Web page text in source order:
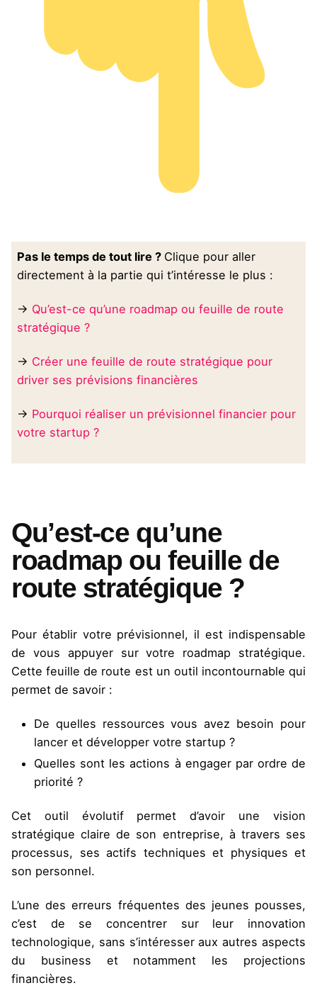
Pas le temps de tout lire ? Clique pour aller
directement à la partie qui t’intéresse le plus :
→ Qu’est-ce qu’une roadmap ou feuille de route
stratégique ?
→ Créer une feuille de route stratégique pour
driver ses prévisions financières
→ Pourquoi réaliser un prévisionnel financier pour
votre startup ?
Qu’est-ce qu’une
roadmap ou feuille de
route stratégique ?
Pour établir votre prévisionnel, il est indispensable
de vous appuyer sur votre roadmap stratégique.
Cette feuille de route est un outil incontournable qui
permet de savoir :
De quelles ressources vous avez besoin pour
lancer et développer votre startup ?
Quelles sont les actions à engager par ordre de
priorité ?
Cet outil évolutif permet d’avoir une vision
stratégique claire de son entreprise, à travers ses
processus, ses actifs techniques et physiques et
son personnel.
L’une des erreurs fréquentes des jeunes pousses,
c’est de se concentrer sur leur innovation
technologique, sans s’intéresser aux autres aspects
du business et notamment les projections
financières.